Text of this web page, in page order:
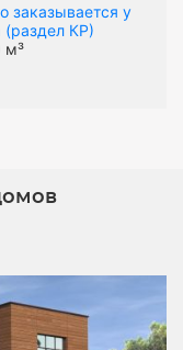
заказывается у
(раздел КР)
м³